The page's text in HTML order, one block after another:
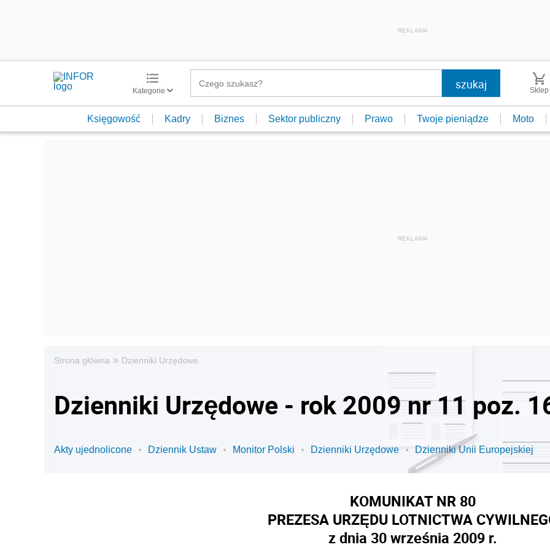
REKLAMA
Kategorie Sklep
Księgowość Kadry Biznes Sektor publiczny Prawo Twoje pieniądze Moto
Strona główna » Dzienniki Urzędowe
Dzienniki Urzędowe - rok 2009 nr 11 poz.
Akty ujednolicone Dziennik Ustaw Monitor Polski Dzienniki Urzędowe Dzienniki Unii Europejskiej
KOMUNIKAT NR 80
PREZESA URZĘDU LOTNICTWA
z dnia 30 września 2009 r.